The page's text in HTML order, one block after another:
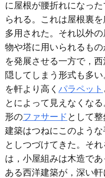
に屋根が腰折れになっ
られる。これは屋根裏
多用された。それ以外
物や塔に用いられるも
を発展させる一方で，
隠してしまう形式も多
を軒より高く パラペット
とによって見えなくな
形のファサード として
建築はつねにこのよう
としつづけてきた。そ
は，小屋組みは木造で
ある西洋建築が，深い